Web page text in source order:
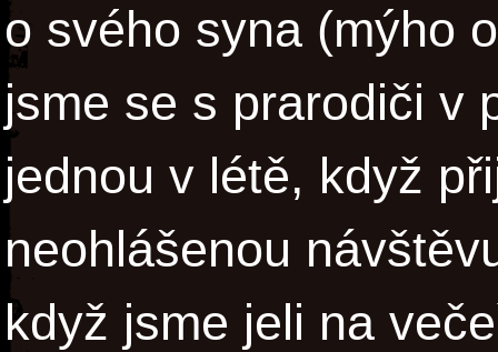
o svého syna (mýho
jsme se s prarodiči v
jednou v létě, když
neohlášenou
když jsme jeli na